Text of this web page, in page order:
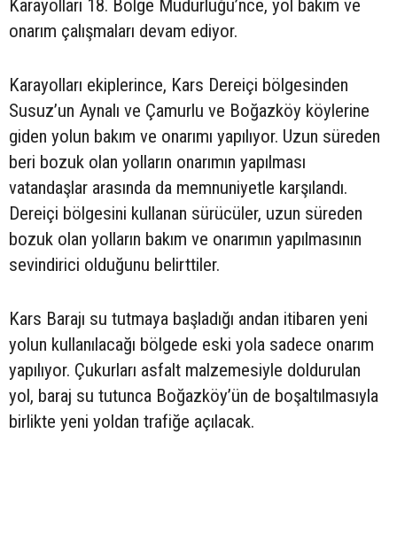
Karayolları 18. Bölge Müdürlüğü’nce, yol bakım ve
onarım çalışmaları devam ediyor.
Karayolları ekiplerince, Kars Dereiçi bölgesinden
Susuz’un Aynalı ve Çamurlu ve Boğazköy köylerine
giden yolun bakım ve onarımı yapılıyor. Uzun süreden
beri bozuk olan yolların onarımın yapılması
vatandaşlar arasında da memnuniyetle karşılandı.
Dereiçi bölgesini kullanan sürücüler, uzun süreden
bozuk olan yolların bakım ve onarımın yapılmasının
sevindirici olduğunu belirttiler.
Kars Barajı su tutmaya başladığı andan itibaren yeni
yolun kullanılacağı bölgede eski yola sadece onarım
yapılıyor. Çukurları asfalt malzemesiyle doldurulan
yol, baraj su tutunca Boğazköy’ün de boşaltılmasıyla
birlikte yeni yoldan trafiğe açılacak.